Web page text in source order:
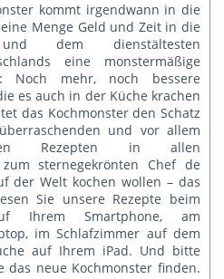
kommt irgendwann in die
Menge Geld und Zeit in die
dem dienstältesten
eine monstermäßige
Noch mehr, noch bessere
es auch in der Küche krachen
das Kochmonster den Schatz
und vor allem
Rezepten in allen
sternegekrönten Chef de
der Welt kochen wollen – das
Sie unsere Rezepte beim
Ihrem Smartphone, am
im Schlafzimmer auf dem
auf Ihrem iPad. Und bitte
das neue Kochmonster finden.